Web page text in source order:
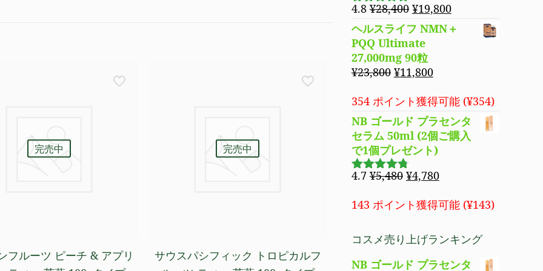
完売中
フルーツ ピーチ & アプリ
完売中
サウスパシフィック トロピカルフ
で
し
た。
¥8,490
す。
5段階で
4.83 の評
価
4.8 ¥28,400 元
の
価
格
は
¥28,400
で
し
た。
¥19,800現
在
の
¥19,800
で
す。
ヘルスライフ NMN＋
PQQ Ultimate
27,000mg 90粒
¥23,800 元
価
格
は
¥23,800
で
し
¥11,800現
の
価
格
は
¥11,800
で
354 ポイント獲得可能 (¥354)
NB ゴールド プラセンタ
セラム 50ml (2個ご購入
で1個プレゼント)
5段階で
価
4.7 ¥5,480 元
価
は
¥5,480
で
¥4,780現
の
格
は
¥4,780
143 ポイント獲得可能 (¥143)
コスメ売り上げランキング
NB ゴールド プラセンタ